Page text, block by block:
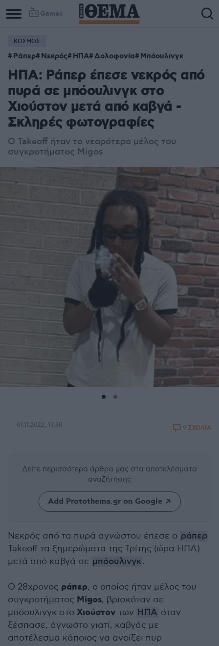
Games
ΚΟΣΜΟΣ
Ράπερ Νεκρός ΗΠΑ Δολοφονία Μπόουλινγκ
ΗΠΑ: Ράπερ έπεσε νεκρός από
πυρά σε μπόουλινγκ στο
Χιούστον μετά από καβγά -
Σκληρές φωτογραφίες
O Takeoff ήταν το νεαρότερο μέλος του
συγκροτήματος Migos
01.11.2022, 13:38 9 ΣΧΟΛΙΑ
Δείτε περισσότερα άρθρα μας στα αποτελέσματα
αναζήτησης
Add Protothema.gr on Google
Νεκρός από τα πυρά αγνώστου έπεσε ο ράπερ
Takeoff τα ξημερώματα της Τρίτης (ώρα ΗΠΑ)
μετά από καβγά σε μπόουλινγκ.
Ο 28χρονος ράπερ, ο οποίος ήταν μέλος του
συγκροτήματος Migos, βρισκόταν σε
μπόουλινγκ στο Χιούστον των ΗΠΑ όταν
ξέσπασε, άγνωστο γιατί, καβγάς με
αποτέλεσμα κάποιος να ανοίξει πυρ